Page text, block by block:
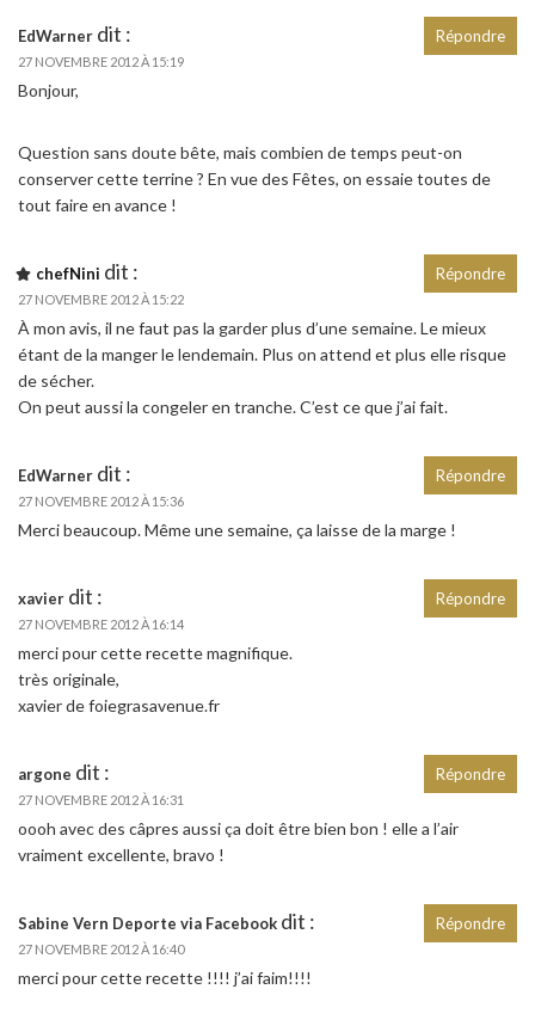
EdWarner dit :
27 NOVEMBRE 2012 À 15:19
Bonjour,
Question sans doute bête, mais combien de temps peut-on
conserver cette terrine ? En vue des Fêtes, on essaie toutes de
tout faire en avance !
Répondre
chefNini dit :
27 NOVEMBRE 2012 À 15:22
À mon avis, il ne faut pas la garder plus d’une semaine. Le mieux
étant de la manger le lendemain. Plus on attend et plus elle risque
de sécher.
On peut aussi la congeler en tranche. C’est ce que j’ai fait.
Répondre
EdWarner dit :
27 NOVEMBRE 2012 À 15:36
Merci beaucoup. Même une semaine, ça laisse de la marge !
Répondre
xavier dit :
27 NOVEMBRE 2012 À 16:14
merci pour cette recette magnifique.
très originale,
xavier de foiegrasavenue.fr
Répondre
argone dit :
27 NOVEMBRE 2012 À 16:31
oooh avec des câpres aussi ça doit être bien bon ! elle a l’air
vraiment excellente, bravo !
Répondre
Sabine Vern Deporte via Facebook dit :
27 NOVEMBRE 2012 À 16:40
merci pour cette recette !!!! j’ai faim!!!!
Répondre